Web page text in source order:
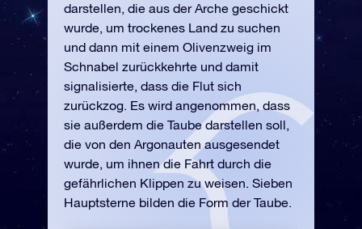
darstellen, die aus der Arche geschickt
wurde, um trockenes Land zu suchen
und dann mit einem Olivenzweig im
Schnabel zurückkehrte und damit
signalisierte, dass die Flut sich
zurückzog. Es wird angenommen, dass
sie außerdem die Taube darstellen soll,
die von den Argonauten ausgesendet
wurde, um ihnen die Fahrt durch die
gefährlichen Klippen zu weisen. Sieben
Hauptsterne bilden die Form der Taube.